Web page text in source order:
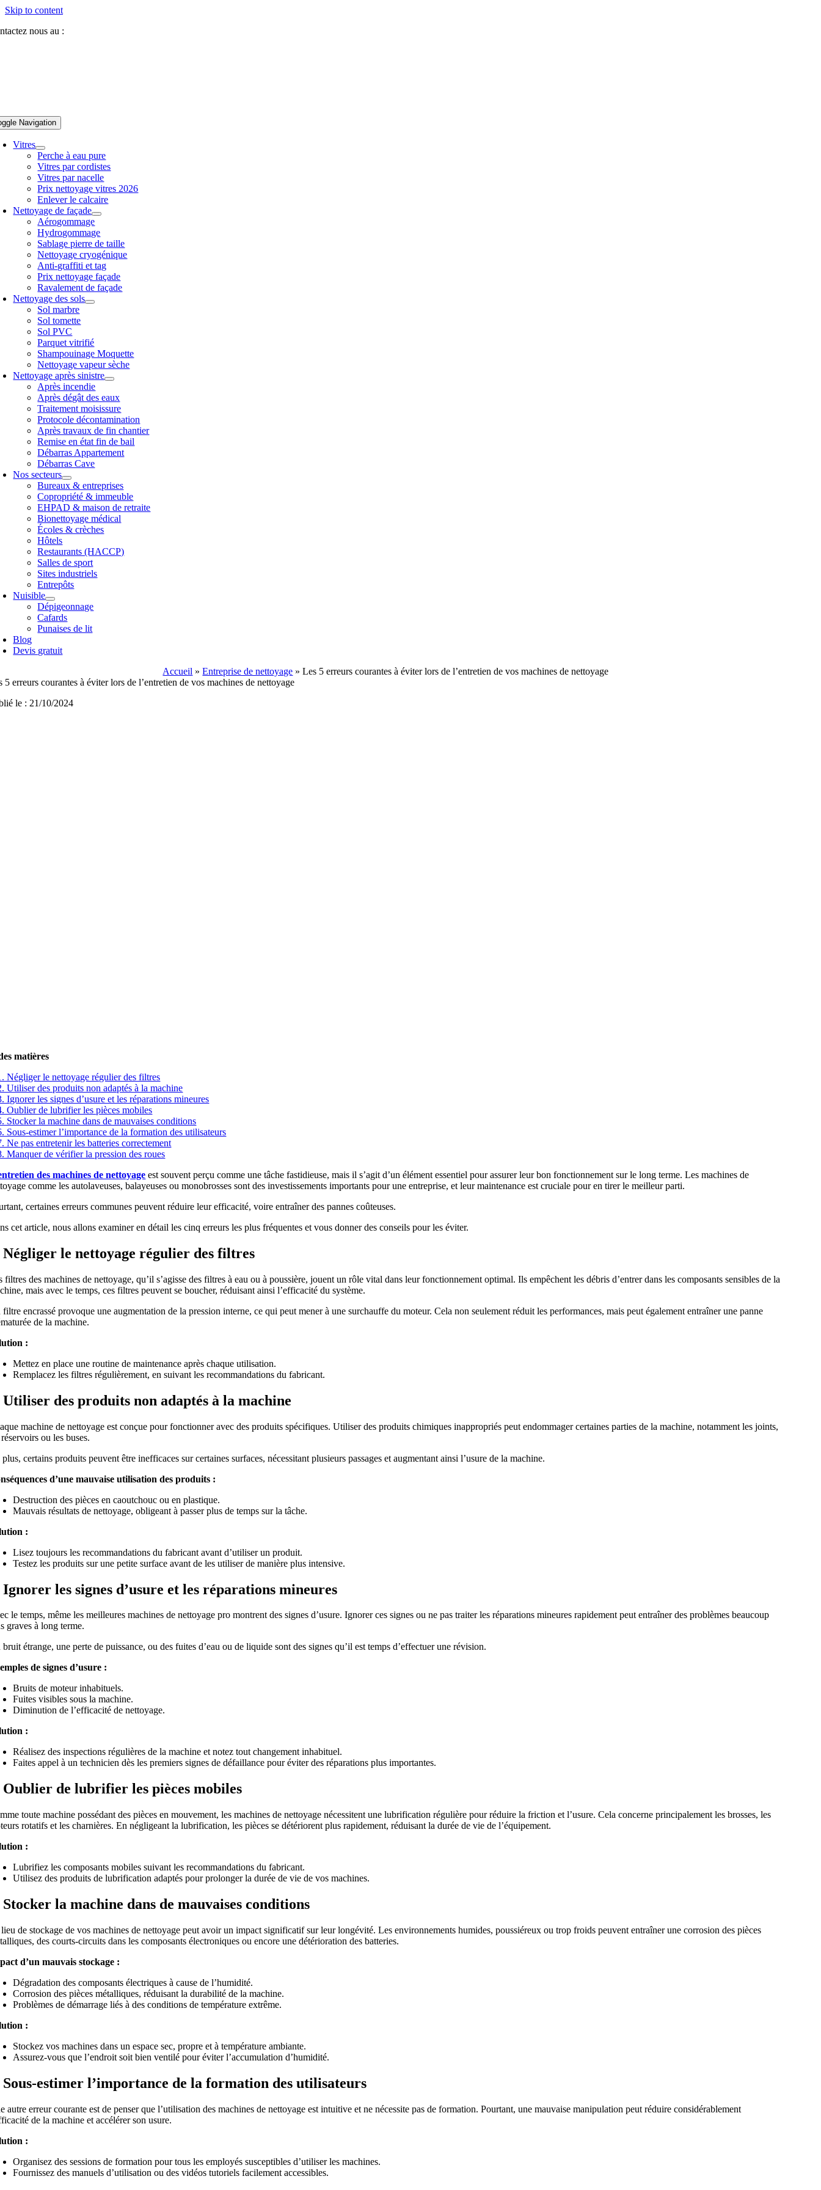
Skip to content
nous au :
Navigation
Vitres
Perche à eau pure
Vitres par cordistes
Vitres par nacelle
Prix nettoyage vitres 2026
Enlever le calcaire
Nettoyage de façade
Aérogommage
Hydrogommage
Sablage pierre de taille
Nettoyage cryogénique
Anti-graffiti et tag
Prix nettoyage façade
Ravalement de façade
Nettoyage des sols
Sol marbre
Sol tomette
Sol PVC
Parquet vitrifié
Shampouinage Moquette
Nettoyage vapeur sèche
Nettoyage après sinistre
Après incendie
Après dégât des eaux
Traitement moisissure
Protocole décontamination
Après travaux de fin chantier
Remise en état fin de bail
Débarras Appartement
Débarras Cave
Nos secteurs
Bureaux & entreprises
Copropriété & immeuble
EHPAD & maison de retraite
Bionettoyage médical
Écoles & crèches
Hôtels
Restaurants (HACCP)
Salles de sport
Sites industriels
Entrepôts
Nuisible
Dépigeonnage
Cafards
Punaises de lit
Blog
Devis gratuit
Accueil »Entreprise de nettoyage »Les 5 erreurs courantes à éviter lors de l’entretien de vos machines de nettoyage
5 erreurs courantes à éviter lors de l’entretien de vos machines de nettoyage
le : 21/10/2024
matières
Négliger le nettoyage régulier des filtres
Utiliser des produits non adaptés à la machine
Ignorer les signes d’usure et les réparations mineures
Oublier de lubrifier les pièces mobiles
Stocker la machine dans de mauvaises conditions
Sous-estimer l’importance de la formation des utilisateurs
Ne pas entretenir les batteries correctement
Manquer de vérifier la pression des roues
des machines de nettoyage est souvent perçu comme une tâche fastidieuse, mais il s’agit d’un élément essentiel pour assurer leur bon fonctionnement sur le long terme. Les machines de
comme les autolaveuses, balayeuses ou monobrosses sont des investissements importants pour une entreprise, et leur maintenance est cruciale pour en tirer le meilleur parti.
certaines erreurs communes peuvent réduire leur efficacité, voire entraîner des pannes coûteuses.
cet article, nous allons examiner en détail les cinq erreurs les plus fréquentes et vous donner des conseils pour les éviter.
Négliger le nettoyage régulier des filtres
filtres des machines de nettoyage, qu’il s’agisse des filtres à eau ou à poussière, jouent un rôle vital dans leur fonctionnement optimal. Ils empêchent les débris d’entrer dans les composants sensibles de la
mais avec le temps, ces filtres peuvent se boucher, réduisant ainsi l’efficacité du système.
filtre encrassé provoque une augmentation de la pression interne, ce qui peut mener à une surchauffe du moteur. Cela non seulement réduit les performances, mais peut également entraîner une panne
de la machine.
:
Mettez en place une routine de maintenance après chaque utilisation.
Remplacez les filtres régulièrement, en suivant les recommandations du fabricant.
Utiliser des produits non adaptés à la machine
machine de nettoyage est conçue pour fonctionner avec des produits spécifiques. Utiliser des produits chimiques inappropriés peut endommager certaines parties de la machine, notamment les joints,
ou les buses.
certains produits peuvent être inefficaces sur certaines surfaces, nécessitant plusieurs passages et augmentant ainsi l’usure de la machine.
d’une mauvaise utilisation des produits :
Destruction des pièces en caoutchouc ou en plastique.
Mauvais résultats de nettoyage, obligeant à passer plus de temps sur la tâche.
:
Lisez toujours les recommandations du fabricant avant d’utiliser un produit.
Testez les produits sur une petite surface avant de les utiliser de manière plus intensive.
Ignorer les signes d’usure et les réparations mineures
le temps, même les meilleures machines de nettoyage pro montrent des signes d’usure. Ignorer ces signes ou ne pas traiter les réparations mineures rapidement peut entraîner des problèmes beaucoup
graves à long terme.
bruit étrange, une perte de puissance, ou des fuites d’eau ou de liquide sont des signes qu’il est temps d’effectuer une révision.
de signes d’usure :
Bruits de moteur inhabituels.
Fuites visibles sous la machine.
Diminution de l’efficacité de nettoyage.
:
Réalisez des inspections régulières de la machine et notez tout changement inhabituel.
Faites appel à un technicien dès les premiers signes de défaillance pour éviter des réparations plus importantes.
Oublier de lubrifier les pièces mobiles
toute machine possédant des pièces en mouvement, les machines de nettoyage nécessitent une lubrification régulière pour réduire la friction et l’usure. Cela concerne principalement les brosses, les
rotatifs et les charnières. En négligeant la lubrification, les pièces se détériorent plus rapidement, réduisant la durée de vie de l’équipement.
:
Lubrifiez les composants mobiles suivant les recommandations du fabricant.
Utilisez des produits de lubrification adaptés pour prolonger la durée de vie de vos machines.
Stocker la machine dans de mauvaises conditions
de stockage de vos machines de nettoyage peut avoir un impact significatif sur leur longévité. Les environnements humides, poussiéreux ou trop froids peuvent entraîner une corrosion des pièces
des courts-circuits dans les composants électroniques ou encore une détérioration des batteries.
d’un mauvais stockage :
Dégradation des composants électriques à cause de l’humidité.
Corrosion des pièces métalliques, réduisant la durabilité de la machine.
Problèmes de démarrage liés à des conditions de température extrême.
:
Stockez vos machines dans un espace sec, propre et à température ambiante.
Assurez-vous que l’endroit soit bien ventilé pour éviter l’accumulation d’humidité.
Sous-estimer l’importance de la formation des utilisateurs
autre erreur courante est de penser que l’utilisation des machines de nettoyage est intuitive et ne nécessite pas de formation. Pourtant, une mauvaise manipulation peut réduire considérablement
de la machine et accélérer son usure.
:
Organisez des sessions de formation pour tous les employés susceptibles d’utiliser les machines.
Fournissez des manuels d’utilisation ou des vidéos tutoriels facilement accessibles.